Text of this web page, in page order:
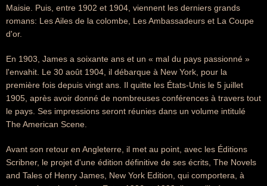
Maisie. Puis, entre 1902 et 1904, viennent les derniers grands
romans: Les Ailes de la colombe, Les Ambassadeurs et La Coupe
d'or.
En 1903, James a soixante ans et un « mal du pays passionné »
l'envahit. Le 30 août 1904, il débarque à New York, pour la
première fois depuis vingt ans. Il quitte les États-Unis le 5 juillet
1905, après avoir donné de nombreuses conférences à travers tout
le pays. Ses impressions seront réunies dans un volume intitulé
The American Scene.
Avant son retour en Angleterre, il met au point, avec les Éditions
Scribner, le projet d'une édition définitive de ses écrits, The Novels
and Tales of Henry James, New York Edition, qui comportera, à